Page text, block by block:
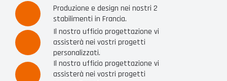
Produzione e design nei nostri 2
stabilimenti in Francia.
Il nostro ufficio progettazione vi
assisterà nei vostri progetti
personalizzati.
Il nostro ufficio progettazione vi
assisterà nei vostri progetti